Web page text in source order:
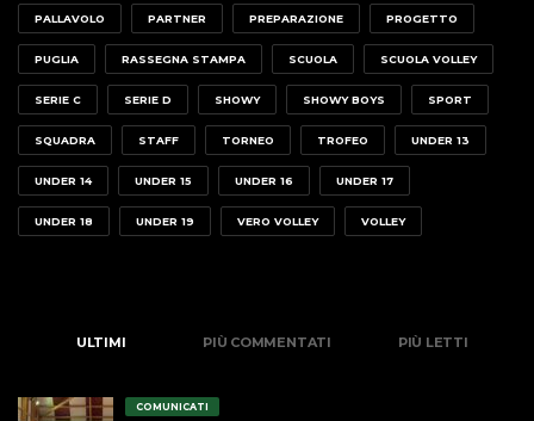
PALLAVOLO PARTNER PREPARAZIONE PROGETTO
PUGLIA RASSEGNA STAMPA SCUOLA SCUOLA VOLLEY
SERIE C SERIE D SHOWY SHOWY BOYS SPORT
SQUADRA STAFF TORNEO TROFEO UNDER 13
UNDER 14 UNDER 15 UNDER 16 UNDER 17
UNDER 18 UNDER 19 VERO VOLLEY VOLLEY
ULTIMI PIÙ COMMENTATI PIÙ LETTI
COMUNICATI